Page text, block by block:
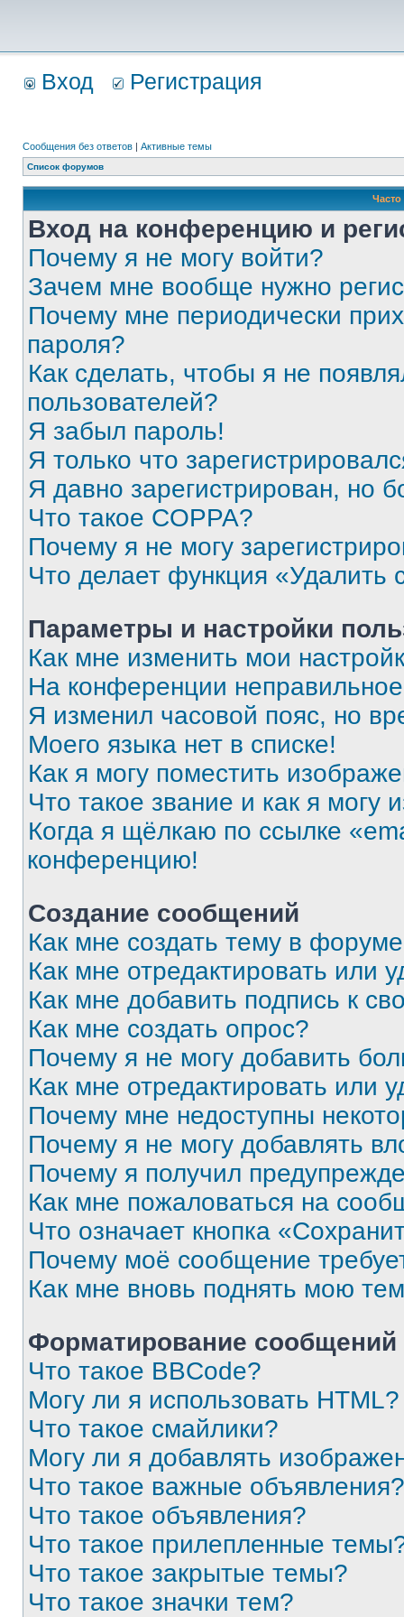
Вход Регистрация
Сообщения без ответов | Активные темы
Список форумов
Вход на конференцию и
Почему я не могу войти?
Зачем мне вообще нужно
Почему мне периодически
пароля?
Как сделать, чтобы я не
пользователей?
Я забыл пароль!
Я только что
Я давно зарегистрирован, но
Что такое COPPA?
Почему я не могу
Что делает функция «Удалить
Параметры и настройки
Как мне изменить мои
На конференции
Я изменил часовой пояс, но
Моего языка нет в списке!
Как я могу поместить
Что такое звание и как я могу
Когда я щёлкаю по ссылке
конференцию!
Создание сообщений
Как мне создать тему в
Как мне отредактировать или
Как мне добавить подпись к
Как мне создать опрос?
Почему я не могу добавить
Как мне отредактировать или
Почему мне недоступны
Почему я не могу добавлять
Почему я получил
Как мне пожаловаться на
Что означает кнопка
Почему моё сообщение
Как мне вновь поднять мою
Форматирование
Что такое BBCode?
Могу ли я использовать HTML?
Что такое смайлики?
Могу ли я добавлять
Что такое важные объявления?
Что такое объявления?
Что такое прилепленные
Что такое закрытые темы?
Что такое значки тем?